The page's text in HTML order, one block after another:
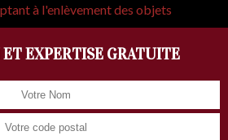
à l'enlèvement des objets
EXPERTISE GRATUITE